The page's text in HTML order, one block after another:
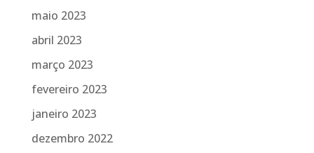
maio 2023
abril 2023
março 2023
fevereiro 2023
janeiro 2023
dezembro 2022